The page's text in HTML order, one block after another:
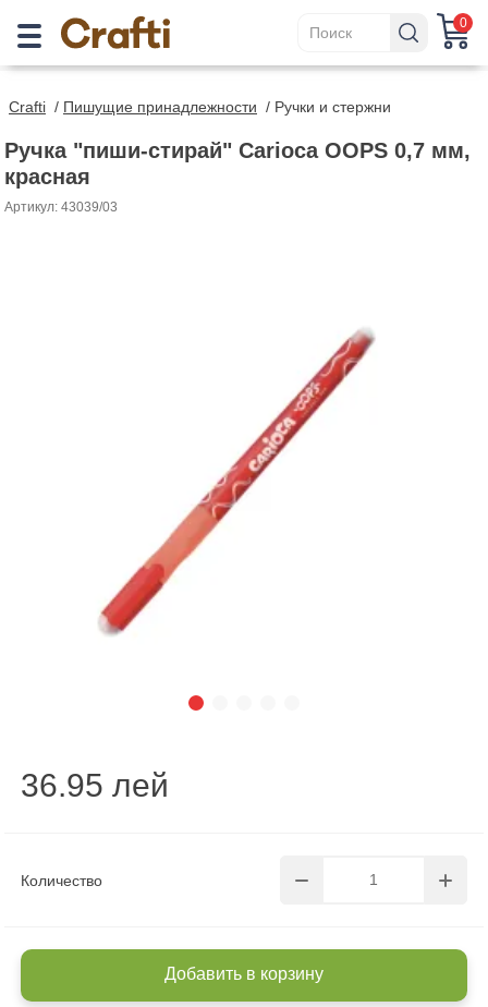
0
Crafti / Пишущие принадлежности / Ручки и стержни
Ручка "пиши-стирай" Carioca OOPS 0,7 мм,
красная
Артикул: 43039/03
Количество
36.95 лей
Добавить в корзину